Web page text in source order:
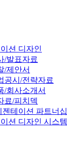
션 디자인
/발표자료
/제안서
공시/전략자료
/회사소개서
료/피치덱
젠테이션 파트너십
션 디자인 시스템